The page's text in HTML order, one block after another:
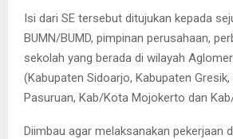
Isi dari SE tersebut ditujukan kepada
BUMN/BUMD, pimpinan perusahaan,
sekolah yang berada di wilayah
(Kabupaten Sidoarjo, Kabupaten
Pasuruan, Kab/Kota Mojokerto dan
Diimbau agar melaksanakan pekerjaan